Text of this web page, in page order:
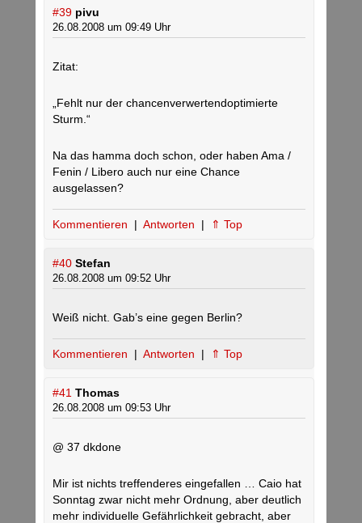
#39 pivu
26.08.2008 um 09:49 Uhr
Zitat:
„Fehlt nur der chancenverwertendoptimierte
Sturm.“
Na das hamma doch schon, oder haben Ama /
Fenin / Libero auch nur eine Chance
ausgelassen?
Kommentieren | Antworten | ⇑ Top
#40 Stefan
26.08.2008 um 09:52 Uhr
Weiß nicht. Gab’s eine gegen Berlin?
Kommentieren | Antworten | ⇑ Top
#41 Thomas
26.08.2008 um 09:53 Uhr
@ 37 dkdone
Mir ist nichts treffenderes eingefallen … Caio hat
Sonntag zwar nicht mehr Ordnung, aber deutlich
mehr individuelle Gefährlichkeit gebracht, aber